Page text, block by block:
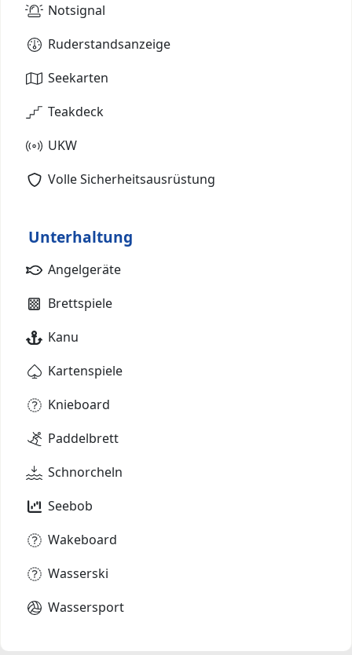
Notsignal
Ruderstandsanzeige
Seekarten
Teakdeck
UKW
Volle Sicherheitsausrüstung
Unterhaltung
Angelgeräte
Brettspiele
Kanu
Kartenspiele
Knieboard
Paddelbrett
Schnorcheln
Seebob
Wakeboard
Wasserski
Wassersport